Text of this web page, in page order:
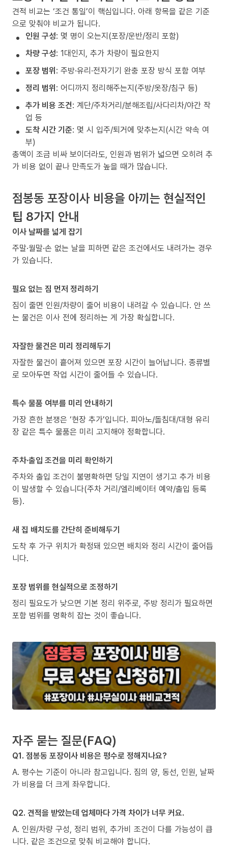
견적 비교는 ‘조건 통일’이 핵심입니다. 아래 항목을 같은 기준
으로 맞춰야 비교가 됩니다.
인원 구성: 몇 명이 오는지(포장/운반/정리 포함)
차량 구성: 1대인지, 추가 차량이 필요한지
포장 범위: 주방·유리·전자기기 완충 포장 방식 포함 여부
정리 범위: 어디까지 정리해주는지(주방/옷장/침구 등)
추가 비용 조건: 계단/주차거리/분해조립/사다리차/야간 작
업 등
도착 시간 기준: 몇 시 입주/퇴거에 맞추는지(시간 약속 여
부)
총액이 조금 비싸 보이더라도, 인원과 범위가 넓으면 오히려 추
가 비용 없이 끝나 만족도가 높을 때가 많습니다.
점봉동 포장이사 비용을 아끼는 현실적인
팁 8가지 안내
이사 날짜를 넓게 잡기
주말·월말·손 없는 날을 피하면 같은 조건에서도 내려가는 경우
가 있습니다.
필요 없는 짐 먼저 정리하기
짐이 줄면 인원/차량이 줄어 비용이 내려갈 수 있습니다. 안 쓰
는 물건은 이사 전에 정리하는 게 가장 확실합니다.
자잘한 물건은 미리 정리해두기
자잘한 물건이 흩어져 있으면 포장 시간이 늘어납니다. 종류별
로 모아두면 작업 시간이 줄어들 수 있습니다.
특수 물품 여부를 미리 안내하기
가장 흔한 분쟁은 ‘현장 추가’입니다. 피아노/돌침대/대형 유리
장 같은 특수 물품은 미리 고지해야 정확합니다.
주차·출입 조건을 미리 확인하기
주차와 출입 조건이 불명확하면 당일 지연이 생기고 추가 비용
이 발생할 수 있습니다(주차 거리/엘리베이터 예약/출입 등록
등).
새 집 배치도를 간단히 준비해두기
도착 후 가구 위치가 확정돼 있으면 배치와 정리 시간이 줄어듭
니다.
포장 범위를 현실적으로 조정하기
정리 필요도가 낮으면 기본 정리 위주로, 주방 정리가 필요하면
포함 범위를 명확히 잡는 것이 좋습니다.
자주 묻는 질문(FAQ)
Q1. 점봉동 포장이사 비용은 평수로 정해지나요?
A. 평수는 기준이 아니라 참고입니다. 짐의 양, 동선, 인원, 날짜
가 비용을 더 크게 좌우합니다.
Q2. 견적을 받았는데 업체마다 가격 차이가 너무 커요.
A. 인원/차량 구성, 정리 범위, 추가비 조건이 다를 가능성이 큽
니다. 같은 조건으로 맞춰 비교해야 합니다.